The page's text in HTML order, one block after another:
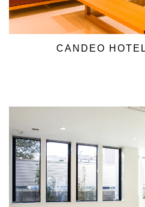
CANDEO